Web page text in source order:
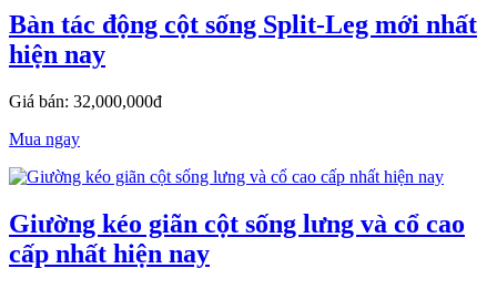
Bàn tác động cột sống Split-Leg mới nhất
hiện nay
Giá bán: 32,000,000đ
Mua ngay
Giường kéo giãn cột sống lưng và cổ cao
cấp nhất hiện nay